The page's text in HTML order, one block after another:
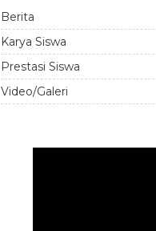
Berita
Karya Siswa
Prestasi Siswa
Video/Galeri